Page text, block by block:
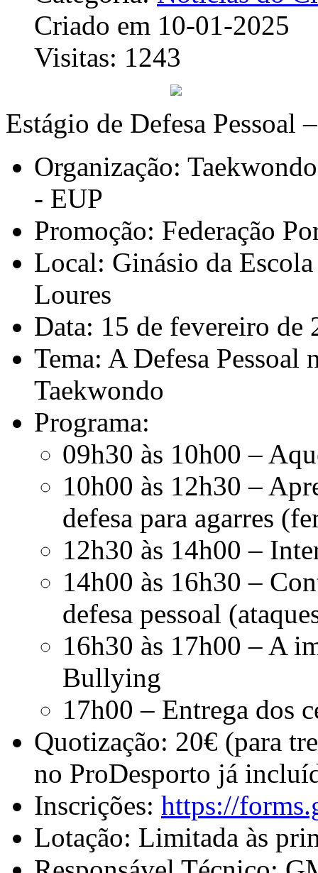
Criado em 10-01-2025
Visitas: 1243
Estágio de Defesa Pessoal
Organização:
- EUP
Promoção: Federação
Local: Ginásio da
Loures
Data: 15 de fevereiro de
Tema: A Defesa Pessoal
Taekwondo
Programa:
09h30 às 10h00 –
10h00 às 12h30 –
defesa para agarres
12h30 às 14h00 –
14h00 às 16h30 –
defesa pessoal
16h30 às 17h00 – A
Bullying
17h00 – Entrega dos
Quotização: 20€ (para
no ProDesporto já
Inscrições: https://
Lotação: Limitada às